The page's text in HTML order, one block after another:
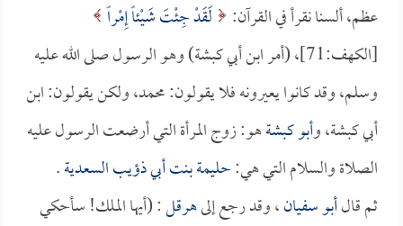
عظم، ألسنا نقرأ في القرآن: لَقَدْ جِئْتَ شَيْئاً إِمْراً
[الكهف:71]، (أمر ابن أبي كبشة) وهو الرسول صلى الله عليه
وسلم، وقد كانوا يعيرونه فلا يقولون: محمد، ولكن يقولون: ابن
أبي كبشة، وأبو كبشةهو: زوج المرأة التي أرضعت الرسول عليه
الصلاة والسلام التي هي:حليمة بنت أبي ذؤيب السعدية.
ثم قالأبو سفيان، وقد رجع إلىهرقل: (أيها الملك! سأحكي